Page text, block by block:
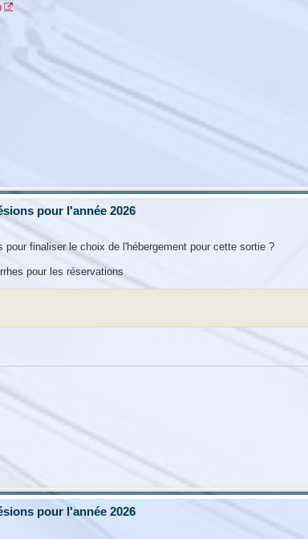
pour l'année 2026
finaliser le choix de l'hébergement pour cette sortie ?
pour les réservations
pour l'année 2026